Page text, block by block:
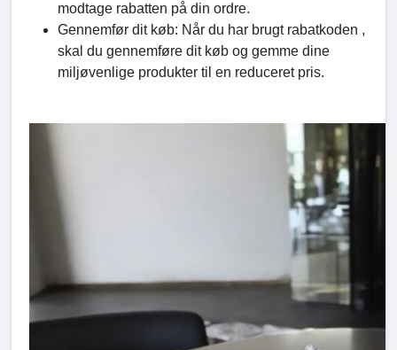
modtage rabatten på din ordre.
Gennemfør dit køb: Når du har brugt rabatkoden ,
skal du gennemføre dit køb og gemme dine
miljøvenlige produkter til en reduceret pris.